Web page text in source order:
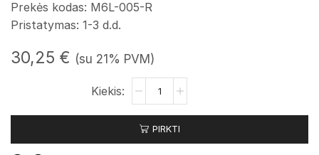
Prekės kodas: M6L-005-R
Pristatymas: 1-3 d.d.
30,25 € (su 21% PVM)
produkto
Bamperio
tvirtinimas
prie
PIRKTI